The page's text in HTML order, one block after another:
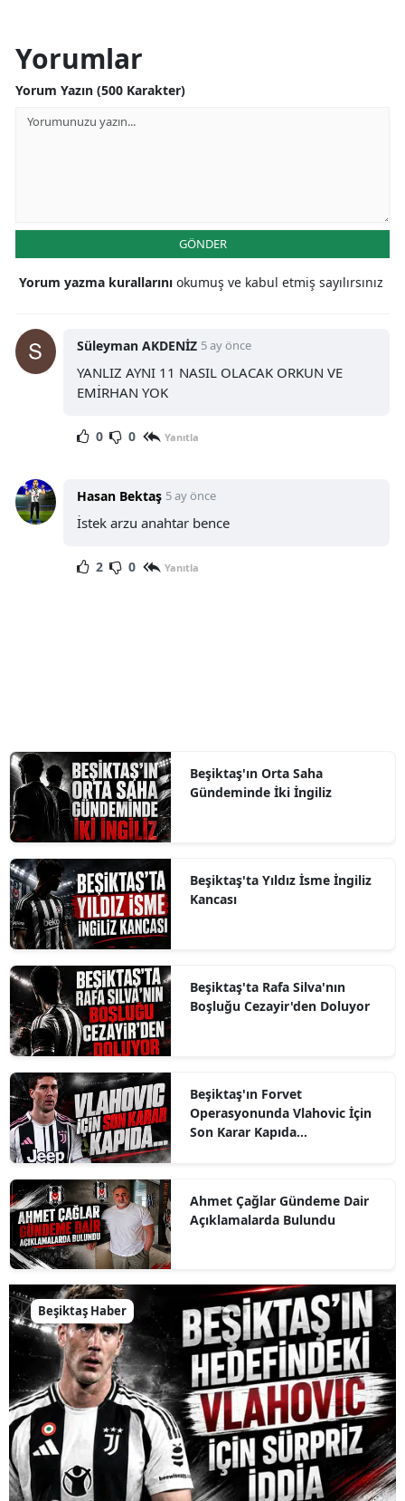
Yorumlar
Yorum Yazın (500 Karakter)
GÖNDER
Yorum yazma kurallarını okumuş ve kabul etmiş sayılırsınız
Süleyman AKDENİZ 5 ay önce
YANLIZ AYNI 11 NASIL OLACAK ORKUN VE
EMİRHAN YOK
0 0 Yanıtla
Hasan Bektaş 5 ay önce
İstek arzu anahtar bence
2 0 Yanıtla
Beşiktaş'ın Orta Saha
Gündeminde İki İngiliz
Beşiktaş'ta Yıldız İsme İngiliz
Kancası
Beşiktaş'ta Rafa Silva'nın
Boşluğu Cezayir'den Doluyor
Beşiktaş'ın Forvet
Operasyonunda Vlahovic İçin
Son Karar Kapıda...
Ahmet Çağlar Gündeme Dair
Açıklamalarda Bulundu
Beşiktaş Haber